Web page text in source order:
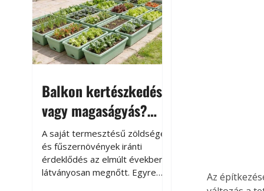
Balkon kertészkedés
vagy magaságyás?
Helytakarékos
kertészkedés
A saját termesztésű zöldségek
és fűszernövények iránti
érdeklődés az elmúlt években
látványosan megnőtt. Egyre
Az